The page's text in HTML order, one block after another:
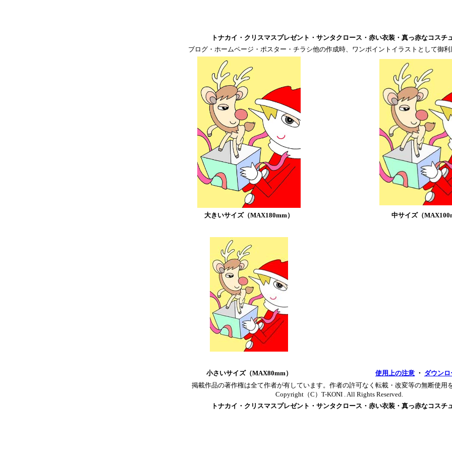
トナカイ・クリスマスプレゼント・サンタクロース・赤い衣装・真っ赤なコスチ
ブログ・ホームページ・ポスター・チラシ他の作成時、ワンポイントイラストとして御利
大きいサイズ（MAX180mm） 中サイズ（
小さいサイズ（MAX80mm） 使用上の注意 ・ ダウン
掲載作品の著作権は全て作者が有しています。作者の許可なく転載・改変等の無断使用
Copyright（C）T-KONI . All Rights Reserved.
トナカイ・クリスマスプレゼント・サンタクロース・赤い衣装・真っ赤なコスチ